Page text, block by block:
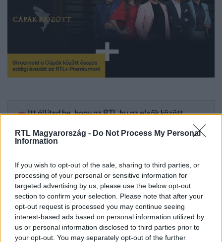
RTL Magyarország - Do Not Process My Personal
Information
If you wish to opt-out of the sale, sharing to third parties, or
processing of your personal or sensitive information for
targeted advertising by us, please use the below opt-out
section to confirm your selection. Please note that after your
opt-out request is processed you may continue seeing
interest-based ads based on personal information utilized by
us or personal information disclosed to third parties prior to
your opt-out. You may separately opt-out of the further
Itt állítsd be, hogy az RTL.hu az elsők között